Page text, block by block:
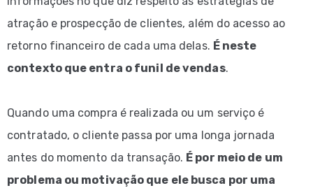
atração e prospecção de clientes, além do acesso ao
retorno financeiro de cada uma delas. É neste
contexto que entra o funil de vendas.
Quando uma compra é realizada ou um serviço é
contratado, o cliente passa por uma longa jornada
antes do momento da transação. É por meio de um
problema ou motivação que ele busca por uma